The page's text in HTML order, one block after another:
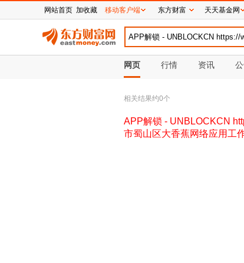
网页 行情 资讯
相关结果约0个
APP解锁 - UNBLOCKCN
市蜀山区大香蕉网络应用工
网站首页 加收藏 移动客户端 东方财富 天天基金网